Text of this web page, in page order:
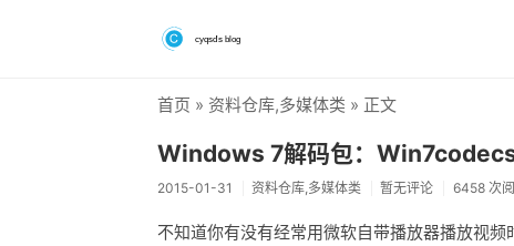
首页 » 资料仓库,多媒体类 » 正文
Windows 7解码包：
2015-01-31 资料仓库 多媒体类 暂无评论 6458 次
不知道你有没有经常用微软自带播放器播放视